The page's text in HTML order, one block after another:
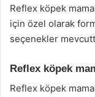
Reflex köpek
için özel olarak
seçenekler
Reflex köpek
Reflex köpek